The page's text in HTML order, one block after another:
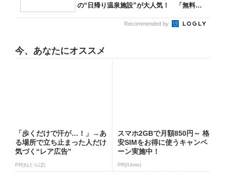
の“日帰り温泉施設”が大人気！ 「無料送
Recommended by
今、あなたにオススメ
「歩くだけで汗が…！」→あ
る場所で立ち止まった人だけ
気づく“レア広告”
PR(ねとらぼ)
スマホ2GBで月額850円～ 格
安SIMをお得に使うキャンペ
ーン実施中！
PR(IIJmio)